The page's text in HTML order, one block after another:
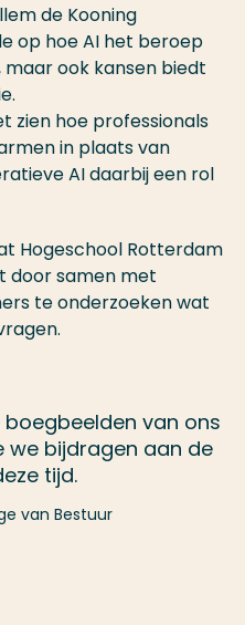
de Kooning
op hoe AI het beroep
ook kansen biedt
zien hoe professionals
in plaats van
AI daarbij een rol
Hogeschool Rotterdam
door samen met
te onderzoeken wat
van ons
we bijdragen aan de
tijd.
van Bestuur